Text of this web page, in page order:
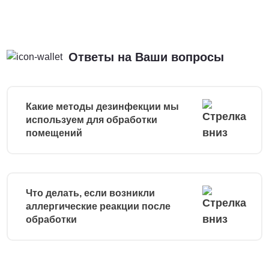
Ответы на Ваши вопросы
Какие методы дезинфекции мы
используем для обработки
помещений
Что делать, если возникли
аллергические реакции после
обработки